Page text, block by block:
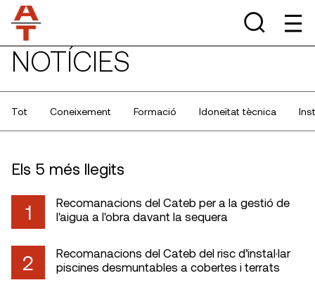
NOTÍCIES
Tot Coneixement Formació Idoneïtat tècnica
Els 5 més llegits
1
Recomanacions del Cateb per a la gestió de
l'aigua a l'obra davant la sequera
2
Recomanacions del Cateb del risc d’instal·lar
piscines desmuntables a cobertes i terrats